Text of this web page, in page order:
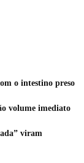
o intestino preso
volume imediato
viram